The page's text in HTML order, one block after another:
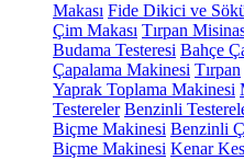
Makası Fide Dikici ve
Çim Makası Tırpan
Budama Testeresi Bahçe
Çapalama Makinesi Tırpan
Yaprak Toplama Makinesi
Testereler Benzinli
Biçme Makinesi Benzinli
Biçme Makinesi Kenar